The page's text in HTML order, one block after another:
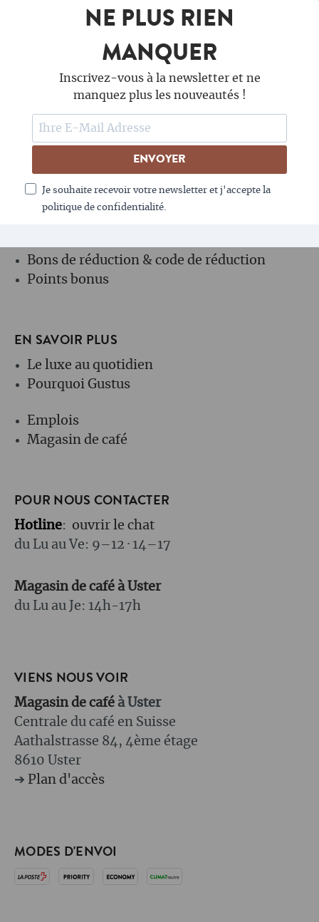
NE PLUS RIEN
MANQUER
Inscrivez-vous à la newsletter et ne
manquez plus les nouveautés !
ENVOYER
Je souhaite recevoir votre newsletter et j'accepte la
politique de confidentialité.
TU AS BESOIN D'AIDE ?
Envoi ou retrait
Bons de réduction & code de réduction
Points bonus
EN SAVOIR PLUS
Le luxe au quotidien
Pourquoi Gustus
Emplois
Magasin de café
POUR NOUS CONTACTER
Hotline: ouvrir le chat
du Lu au Ve: 9–12 · 14–17
Magasin de café à Uster
du Lu au Je: 14h-17h
VIENS NOUS VOIR
Magasin de café à Uster
Centrale du café en Suisse
Aathalstrasse 84, 4ème étage
8610 Uster
➔ Plan d'accès
MODES D'ENVOI